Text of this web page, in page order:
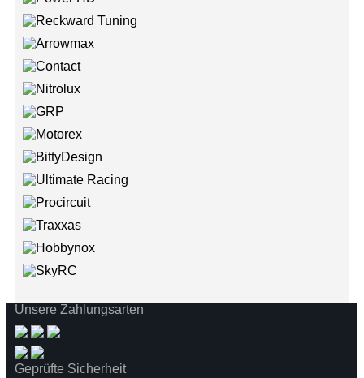
Unsere Zahlungsarten
Geprüfte Sicherheit